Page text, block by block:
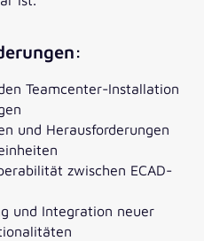
Teamcenter-Installation
und Herausforderungen
zwischen ECAD-
und Integration neuer